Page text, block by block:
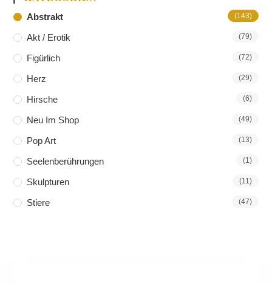
Abstrakt
(143)
Akt / Erotik (79)
Figürlich (72)
Herz (29)
Hirsche (6)
Neu Im Shop (49)
Pop Art (13)
Seelenberührungen (1)
Skulpturen (11)
Stiere (47)